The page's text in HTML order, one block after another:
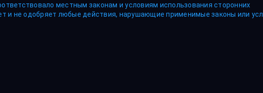
местным законам и условиям использования сторонних
и не одобряет любые действия, нарушающие применимые законы или